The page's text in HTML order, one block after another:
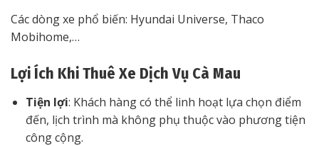
Các dòng xe phổ biến: Hyundai Universe, Thaco
Mobihome,…
Lợi Ích Khi Thuê Xe Dịch Vụ Cà Mau
Tiện lợi: Khách hàng có thể linh hoạt lựa chọn điểm
đến, lịch trình mà không phụ thuộc vào phương tiện
công cộng.